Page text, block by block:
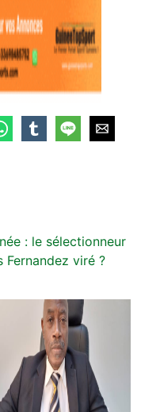
: le sélectionneur
Fernandez viré ?